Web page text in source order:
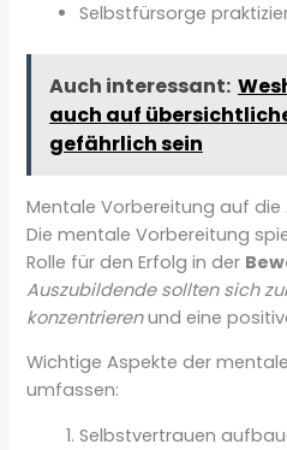
Selbstfürsorge
Auch interessant:
auch auf
gefährlich sein
Mentale Vorbereitung auf die
Die mentale Vorbereitung
Rolle für den Erfolg in der
Auszubildende sollten sich
konzentrierenund eine
Wichtige Aspekte der
umfassen:
Selbstvertrauen